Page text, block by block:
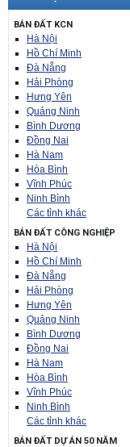
BÁN ĐẤT KCN
Hà Nội
Hồ Chí Minh
Đà Nẵng
Hải Phòng
Hưng Yên
Quảng Ninh
Bình Dương
Đồng Nai
Hà Nam
Hòa Bình
Vĩnh Phúc
Ninh Bình
Các tỉnh khác
BÁN ĐẤT CÔNG NGHIỆP
Hà Nội
Hồ Chí Minh
Đà Nẵng
Hải Phòng
Hưng Yên
Quảng Ninh
Bình Dương
Đồng Nai
Hà Nam
Hòa Bình
Vĩnh Phúc
Ninh Bình
Các tỉnh khác
BÁN ĐẤT DỰ ÁN 50 NĂM